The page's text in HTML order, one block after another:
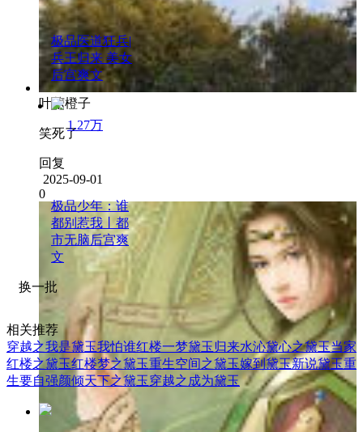
叶菇橙子
笑死了
回复
2025-09-01
0
极品医道狂兵|
兵王归来 美女
后宫爽文
1.27万
极品少年：谁
都别惹我丨都
市无脑后宫爽
文
换一批
相关推荐
穿越之我是黛玉我怕谁红楼一梦黛玉归来水沁黛心之黛玉当家
红楼之黛玉红楼梦之黛玉重生空间之黛玉嫁到黛玉新说黛玉重
生要自强颜倾天下之黛玉穿越之成为黛玉